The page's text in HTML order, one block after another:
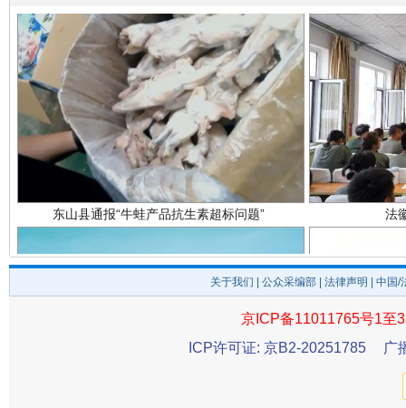
东山县通报“牛蛙产品抗生素超标问题” 法
关于我们 公众采编部 法律声明 | 中国
京ICP备11011765号1至
ICP许可证: 京B2-20251785
广